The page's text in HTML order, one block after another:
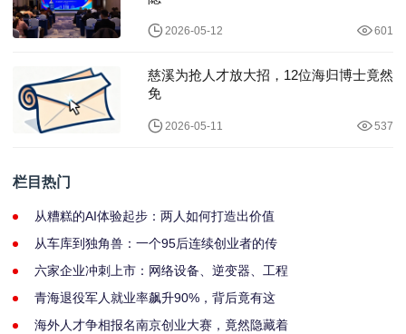
2026-05-12 601
慈溪为抢人才放大招，12位海归博士竟然
免
2026-05-11 537
栏目热门
从糟糕的AI体验起步：两人如何打造出价值
从车库到独角兽：一个95后连续创业者的传
六家企业冲刺上市：网络设备、逆变器、工程
青海退役军人就业率飙升90%，背后竟有这
海外人才争相报名南京创业大赛，竟然隐藏着